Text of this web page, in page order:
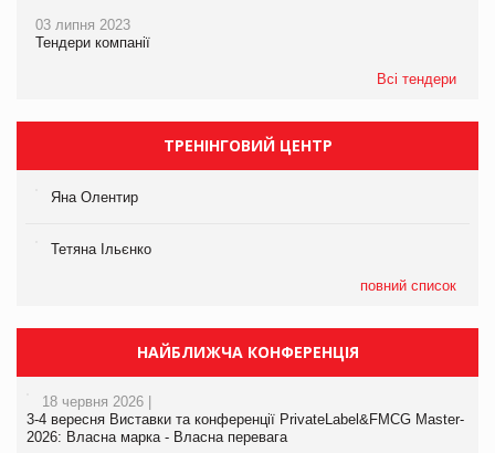
03 липня 2023
Тендери компанії
Всі тендери
ТРЕНІНГОВИЙ ЦЕНТР
Яна Олентир
Тетяна Ільєнко
повний список
НАЙБЛИЖЧА КОНФЕРЕНЦІЯ
18 червня 2026 |
3-4 вересня Виставки та конференції PrivateLabel&FMCG Master-
2026: Власна марка - Власна перевага